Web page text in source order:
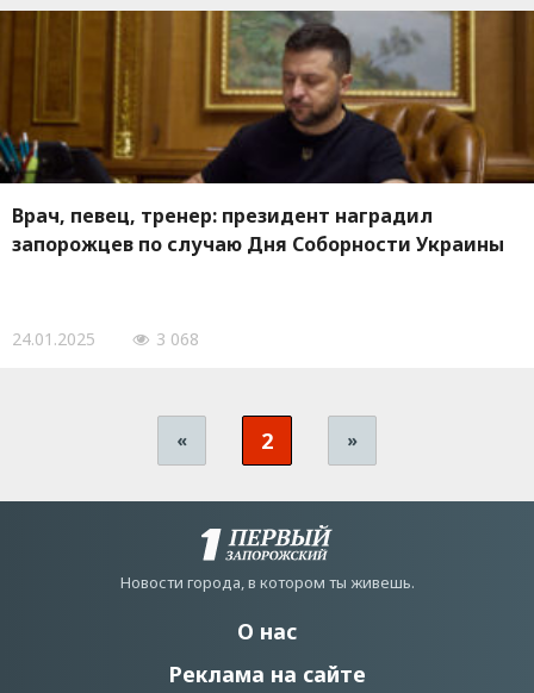
Врач, певец, тренер: президент наградил
запорожцев по случаю Дня Соборности Украины
24.01.2025 3 068
« 2 »
Новости города, в котором ты живешь.
О нас
Реклама на сайте